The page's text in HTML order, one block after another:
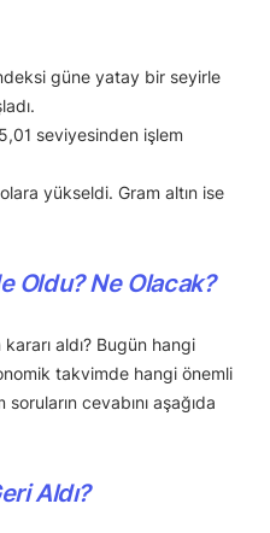
güne yatay bir seyirle
seviyesinden işlem
yükseldi. Gram altın ise
Oldu? Ne Olacak?
aldı? Bugün hangi
takvimde hangi önemli
cevabını aşağıda
Aldı?